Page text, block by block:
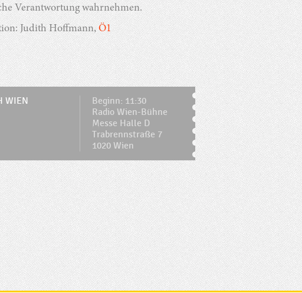
Verantwortung wahrnehmen.
Judith Hoffmann,Ö1
WIEN
Beginn: 11:30
Radio Wien-Bühne
Messe Halle D
Trabrennstraße 7
1020 Wien